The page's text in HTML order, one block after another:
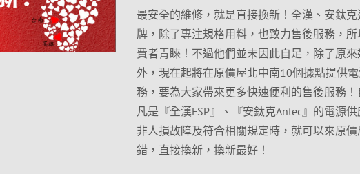
最安全的維修，就是直接換新！全漢、安鈦
牌，除了專注規格用料，也致力售後服務，
費者青睞！不過他們並未因此自足，除了原
外，現在起將在原價屋北中南10個據點提供
務，要為大家帶來更多快速便利的售後服務
凡是『全漢FSP』、『安鈦克Antec』的電源
非人損故障及符合相關規定時，就可以來原
錯，直接換新，換新最好！